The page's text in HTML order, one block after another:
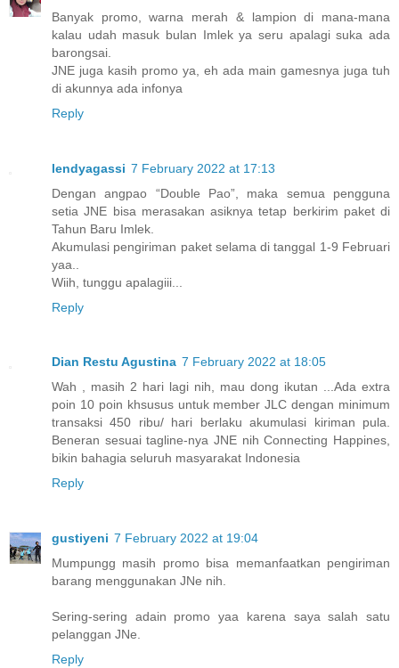
Banyak promo, warna merah & lampion di mana-mana
kalau udah masuk bulan Imlek ya seru apalagi suka ada
barongsai.
JNE juga kasih promo ya, eh ada main gamesnya juga tuh
di akunnya ada infonya
Reply
lendyagassi 7 February 2022 at 17:13
Dengan angpao “Double Pao”, maka semua pengguna
setia JNE bisa merasakan asiknya tetap berkirim paket di
Tahun Baru Imlek.
Akumulasi pengiriman paket selama di tanggal 1-9 Februari
yaa..
Wiih, tunggu apalagiii...
Reply
Dian Restu Agustina 7 February 2022 at 18:05
Wah , masih 2 hari lagi nih, mau dong ikutan ...Ada extra
poin 10 poin khsusus untuk member JLC dengan minimum
transaksi 450 ribu/ hari berlaku akumulasi kiriman pula.
Beneran sesuai tagline-nya JNE nih Connecting Happines,
bikin bahagia seluruh masyarakat Indonesia
Reply
gustiyeni 7 February 2022 at 19:04
Mumpungg masih promo bisa memanfaatkan pengiriman
barang menggunakan JNe nih.
Sering-sering adain promo yaa karena saya salah satu
pelanggan JNe.
Reply